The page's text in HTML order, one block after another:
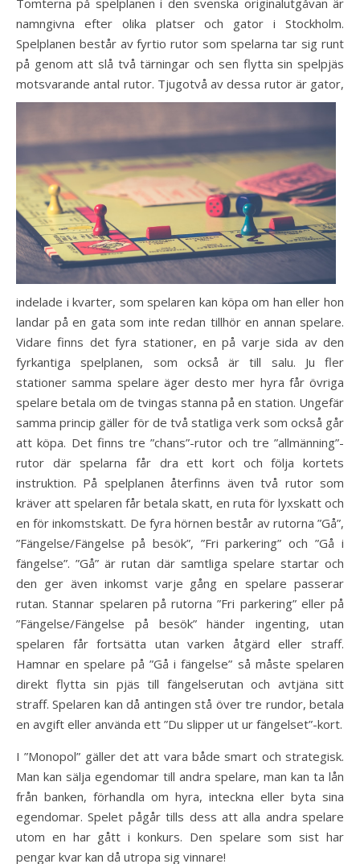
namngivna efter olika platser och gator i Stockholm.
Spelplanen består av fyrtio rutor som spelarna tar sig runt
på genom att slå två tärningar och sen flytta sin spelpjäs
motsvarande antal rutor. Tjugotvå av dessa rutor är gator,
indelade i kvarter, som spelaren kan köpa om han eller hon
landar på en gata som inte redan tillhör en annan spelare.
Vidare finns det fyra stationer, en på varje sida av den
fyrkantiga spelplanen, som också är till salu. Ju fler
stationer samma spelare äger desto mer hyra får övriga
spelare betala om de tvingas stanna på en station. Ungefär
samma princip gäller för de två statliga verk som också går
att köpa. Det finns tre ”chans”-rutor och tre ”allmänning”-
rutor där spelarna får dra ett kort och följa kortets
instruktion. På spelplanen återfinns även två rutor som
kräver att spelaren får betala skatt, en ruta för lyxskatt och
en för inkomstskatt. De fyra hörnen består av rutorna ”Gå”,
”Fängelse/Fängelse på besök”, ”Fri parkering” och ”Gå i
fängelse”. ”Gå” är rutan där samtliga spelare startar och
den ger även inkomst varje gång en spelare passerar
rutan. Stannar spelaren på rutorna ”Fri parkering” eller på
”Fängelse/Fängelse på besök” händer ingenting, utan
spelaren får fortsätta utan varken åtgärd eller straff.
Hamnar en spelare på ”Gå i fängelse” så måste spelaren
direkt flytta sin pjäs till fängelserutan och avtjäna sitt
straff. Spelaren kan då antingen stå över tre rundor, betala
en avgift eller använda ett ”Du slipper ut ur fängelset”-kort.
I ”Monopol” gäller det att vara både smart och strategisk.
Man kan sälja egendomar till andra spelare, man kan ta lån
från banken, förhandla om hyra, inteckna eller byta sina
egendomar. Spelet pågår tills dess att alla andra spelare
utom en har gått i konkurs. Den spelare som sist har
pengar kvar kan då utropa sig vinnare!